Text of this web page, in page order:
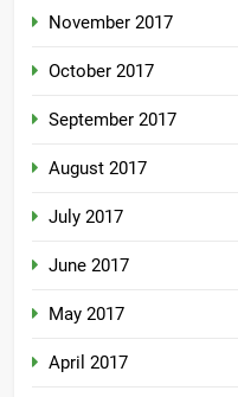
November 2017
October 2017
September 2017
August 2017
July 2017
June 2017
May 2017
April 2017